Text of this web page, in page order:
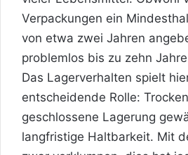
Verpackungen ein
von etwa zwei Jahren
problemlos bis zu zehn
Das Lagerverhalten spielt
entscheidende Rolle:
geschlossene Lagerung
langfristige Haltbarkeit. Mit